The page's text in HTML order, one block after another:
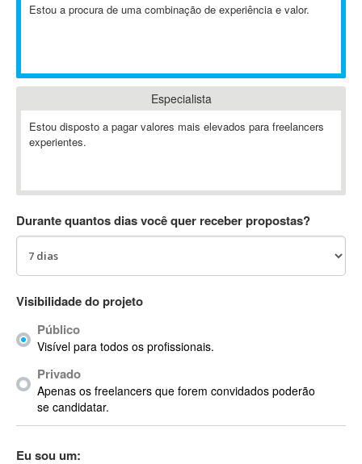
Ableton
Abstract
Abstract Window Toolkit (AWT)
AC Drives
ACDSee
ACPI
Acrobat X
Acronis
ACT
Actian
Actimize
ActionScript
Active Directory
Estou a procura de uma combinação de experiência e valor.
Especialista
Estou disposto a pagar valores mais elevados para freelancers
experientes.
Durante quantos dias você quer receber propostas?
Visibilidade do projeto
Público
Visível para todos os profissionais.
Privado
Apenas os freelancers que forem convidados poderão
se candidatar.
Eu sou um: